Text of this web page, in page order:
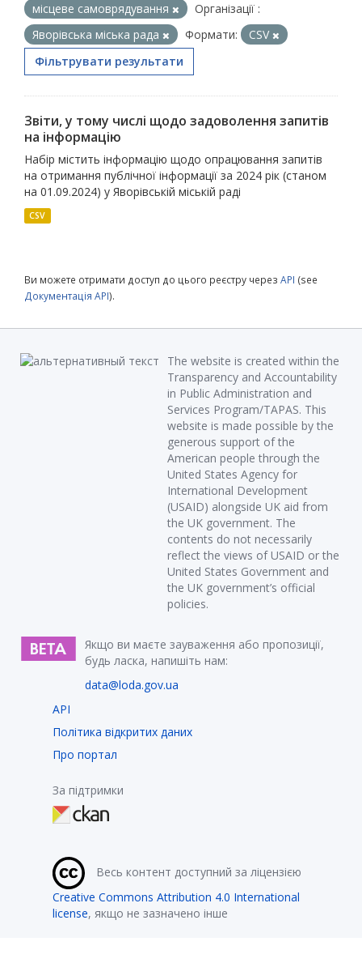
місцеве самоврядування
Організації :
Яворівська міська рада
Формати:
CSV
Фільтрувати результати
Звіти, у тому числі щодо задоволення запитів
на інформацію
Набір містить інформацію щодо опрацювання запитів
на отримання публічної інформації за 2024 рік (станом
на 01.09.2024) у Яворівській міській раді
CSV
Ви можете отримати доступ до цього реєстру через API (see
Документація API).
The website is created within the
Transparency and Accountability
in Public Administration and
Services Program/TAPAS. This
website is made possible by the
generous support of the
American people through the
United States Agency for
International Development
(USAID) alongside UK aid from
the UK government. The
contents do not necessarily
reflect the views of USAID or the
United States Government and
the UK government’s official
policies.
Якщо ви маєте зауваження або пропозиції,
будь ласка, напишіть нам:
data@loda.gov.ua
API
Політика відкритих даних
Про портал
За підтримки
Весь контент доступний за ліцензією
Creative Commons Attribution 4.0 International
license, якщо не зазначено інше